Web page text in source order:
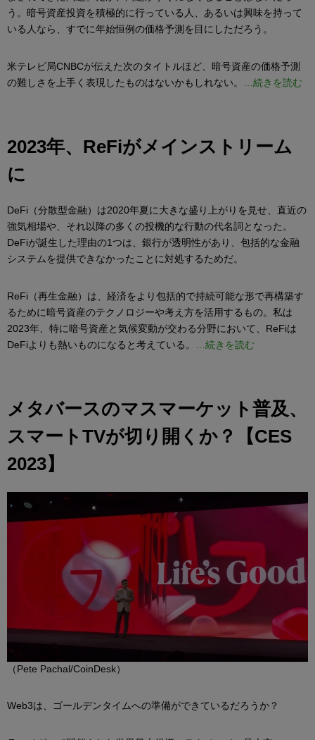
う。暗号資産投資を積極的に行っている人、あるいは興味を持って
いる人なら、すでに年始恒例の価格予測を目にしただろう。
米テレビ局CNBCが伝えた次のタイトルほど、暗号資産の価格予測
の難しさを上手く表現したものはないかもしれない。
…続きを読む
2023年、ReFiがメインストリーム
に
DeFi（分散型金融）は2020年夏に大きな盛り上がりを見せ、直近の
強気相場や、それ以降の多くの投機的な行動の代名詞となった。
DeFiが誕生した理由の1つは、銀行が透明性があり、包括的な金融
システムを提供できなかったことに対処するためだ。
ReFi（再生金融）は、経済をより包括的で持続可能な形で再構築す
るために暗号資産のテクノロジーや考え方を活用するもの。私は
2023年、特に暗号資産と気候変動が交わる分野において、ReFiは
DeFiよりも熱いものになると考えている。
…続きを読む
メタバースのマスマーケット普及、
スマートTVが切り開くか？【CES
2023】
（Pete Pachal/CoinDesk）
Web3は、ゴールデンタイムへの準備ができているだろうか？